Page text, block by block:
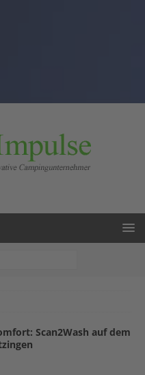
Scan2Wash auf dem